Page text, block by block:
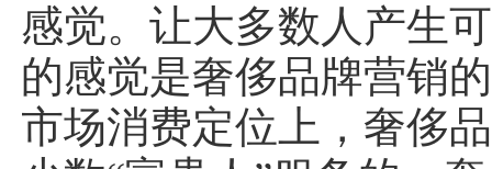
感觉。让大多数人产生
的感觉是奢侈品牌营销
市场消费定位上，奢侈